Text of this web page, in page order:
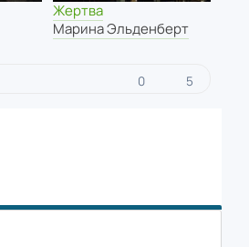
Жертва
Марина Эльденберт
0 5